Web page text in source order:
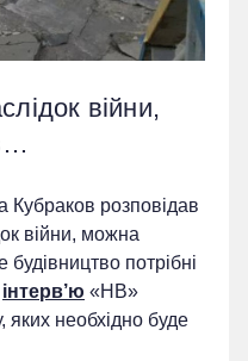
війни,
Кубраков розповідав
війни, можна
потрібні
інтерв’ю «НВ»
яких необхідно буде